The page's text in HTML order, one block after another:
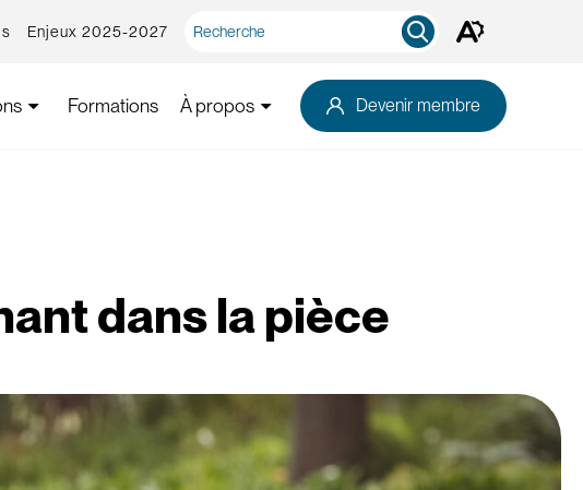
Enjeux 2025-2027
rapide
Ouvrez
d'outils
d'accessibilité.
Formations À propos Devenir membre
dans la pièce